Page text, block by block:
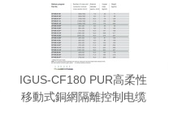
IGUS-CF180 PUR高柔性
移動式銅網隔離控制电缆